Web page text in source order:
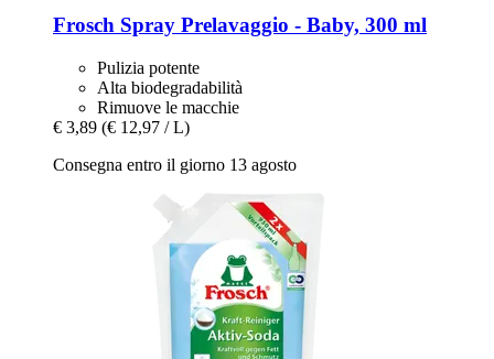
Frosch Spray Prelavaggio -​ Baby, 300 ml
Pulizia potente
Alta biodegradabilità
Rimuove le macchie
€ 3,89 (€ 12,97 / L)
Consegna entro il giorno 13 agosto